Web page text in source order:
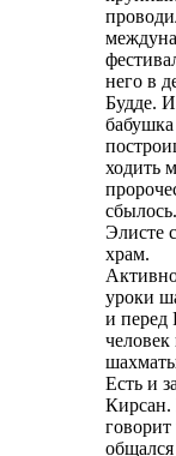
него в
Будде.
ходить
Элисте
храм.
уроки
и перед
Есть и
Кирсан.
говорит